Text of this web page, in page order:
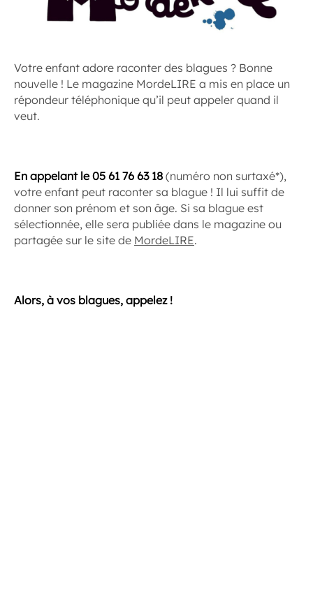
Votre enfant adore raconter des blagues ? Bonne
nouvelle ! Le magazine MordeLIRE a mis en place un
répondeur téléphonique qu’il peut appeler quand il
veut.
En appelant le 05 61 76 63 18 (numéro non surtaxé*),
votre enfant peut raconter sa blague ! Il lui suffit de
donner son prénom et son âge. Si sa blague est
sélectionnée, elle sera publiée dans le magazine ou
partagée sur le site de MordeLIRE.
Alors, à vos blagues, appelez !